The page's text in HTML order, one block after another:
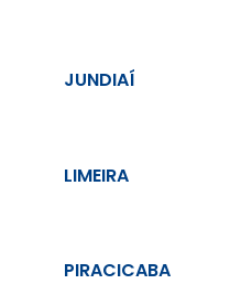
JUNDIAÍ
LIMEIRA
PIRACICABA